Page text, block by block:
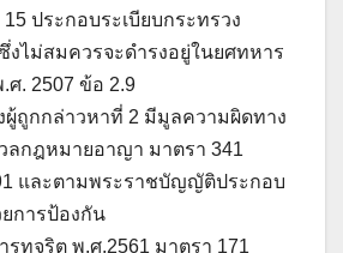
ประกอบระเบียบกระทรวง
งไม่สมควรจะดำรงอยู่ในยศทหาร
ศ. 2507 ข้อ 2.9
ผู้ถูกกล่าวหาที่ 2 มีมูลความผิดทาง
ลกฎหมายอาญา มาตรา 341
และตามพระราชบัญญัติประกอบ
การป้องกัน
รทุจริต พ.ศ.2561 มาตรา 171